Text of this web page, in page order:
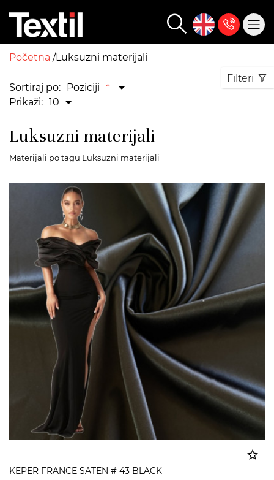
Početna Luksuzni materijali
Sortiraj po: Poziciji
Prikaži: 10
Filteri
Luksuzni materijali
Materijali po tagu Luksuzni materijali
KEPER FRANCE SATEN # 43 BLACK